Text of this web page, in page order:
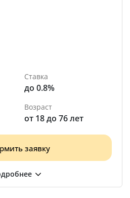
Ставка
до 0.8%
Возраст
от 18 до 76 лет
заявку